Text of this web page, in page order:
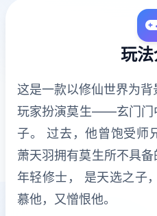
玩
这是一款以修仙世界为背
玩家扮演莫生——玄门门
子。 过去，他曾饱受师
萧天羽拥有莫生所不具
年轻修士， 是天选之子
慕他，又憎恨他。